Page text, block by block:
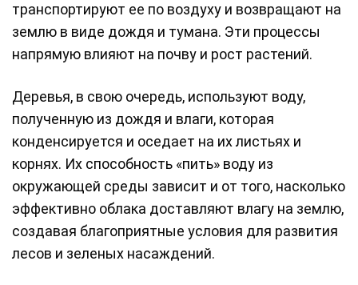
транспортируют ее по воздуху и возвращают на
землю в виде дождя и тумана. Эти процессы
напрямую влияют на почву и рост растений.
Деревья, в свою очередь, используют воду,
полученную из дождя и влаги, которая
конденсируется и оседает на их листьях и
корнях. Их способность «пить» воду из
окружающей среды зависит и от того, насколько
эффективно облака доставляют влагу на землю,
создавая благоприятные условия для развития
лесов и зеленых насаждений.